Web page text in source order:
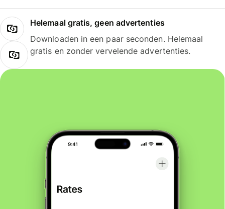
Helemaal gratis, geen advertenties
Downloaden in een paar seconden. Helemaal
gratis en zonder vervelende advertenties.